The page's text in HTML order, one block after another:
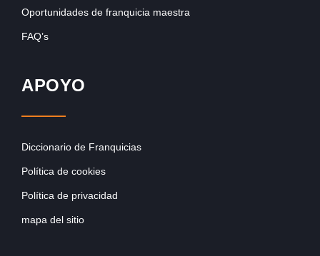
Oportunidades de franquicia maestra
FAQ’s
APOYO
Diccionario de Franquicias
Política de cookies
Política de privacidad
mapa del sitio